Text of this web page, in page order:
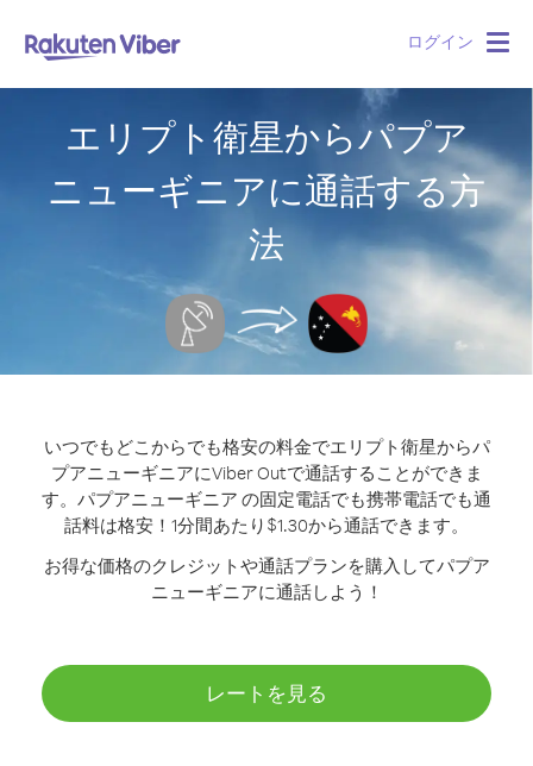
ログイン
エリプト衛星からパプア
ニューギニアに通話する方
法
いつでもどこからでも格安の料金でエリプト衛星からパ
プアニューギニアにViber Outで通話することができま
す。 パプアニューギニア の固定電話でも携帯電話でも通
話料は格安！1分間あたり$1.30から通話できます。
お得な価格のクレジットや通話プランを購入してパプア
ニューギニアに通話しよう！
レートを見る